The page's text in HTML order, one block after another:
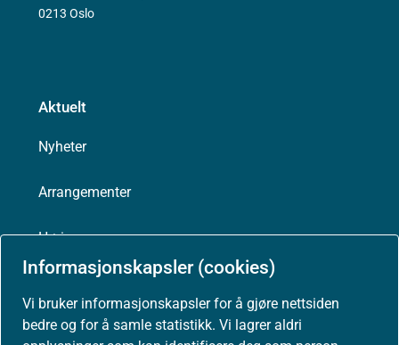
Informasjonskapsler (cookies)
Vi bruker informasjonskapsler for å gjøre nettsiden
bedre og for å samle statistikk. Vi lagrer aldri
0213 Oslo
Aktuelt
Nyheter
Arrangementer
Høringer